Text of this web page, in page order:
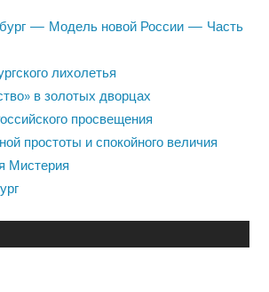
— Модель новой России — Часть
лихолетья
в золотых дворцах
просвещения
простоты и спокойного величия
Мистерия